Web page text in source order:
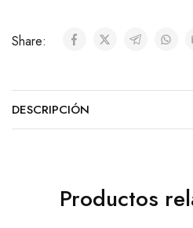
Share:
DESCRIPCIÓN
Productos